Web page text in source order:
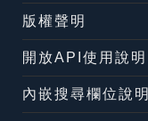
版權聲明
開放API使用說明
內嵌搜尋欄位說明